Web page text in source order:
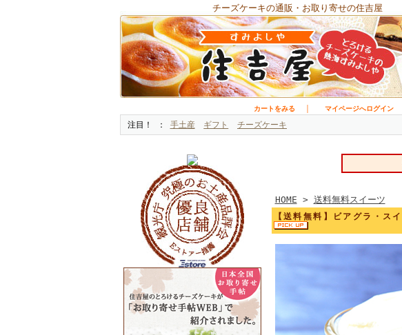
チーズケーキの通販・お取り寄せの住吉屋
カートをみる マイページへログイン
注目！ 手土産 ギフト チーズケーキ
HOME > 送料無料スイーツ
【送料無料】ビアグラ・ス